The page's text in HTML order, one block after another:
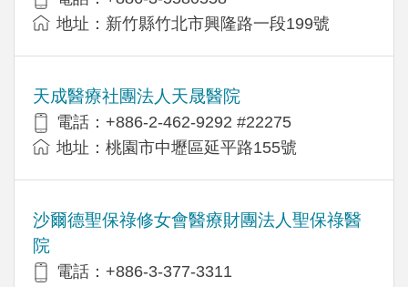
地址：新竹縣竹北市興隆路一段199號
天成醫療社團法人天晟醫院
電話：+886-2-462-9292 #22275
地址：桃園市中壢區延平路155號
沙爾德聖保祿修女會醫療財團法人聖保祿醫
院
電話：+886-3-377-3311